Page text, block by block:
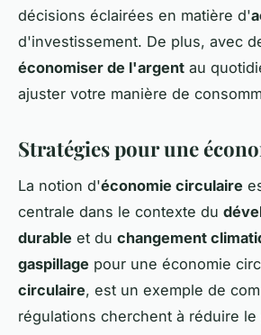
décisions éclairées en matière d'
d'investissement. De plus, avec
économiser de l'argent au
ajuster votre manière de
Stratégies pour une
La notion d'économie circulaire
centrale dans le contexte du
durable et du changement
gaspillage pour une économie
circulaire, est un exemple de
régulations cherchent à réduire le